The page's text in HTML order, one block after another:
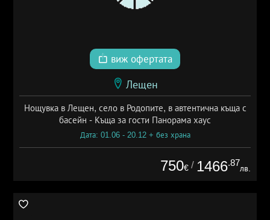
виж офертата
Лещен
Нощувка в Лещен, село в Родопите, в автентична къща с
басейн - Къща за гости Панорама хаус
Дата: 01.06 - 20.12 + без храна
750€ / 1466.87
лв.